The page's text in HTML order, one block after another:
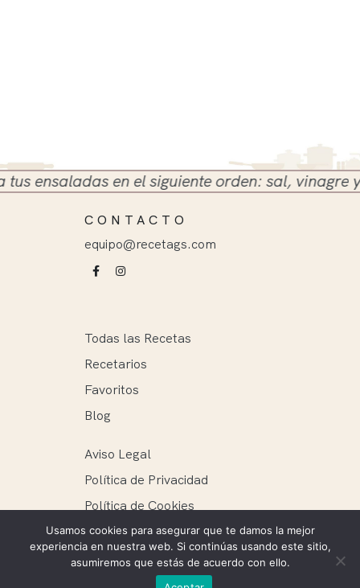
en el siguiente orden: sal, vinagre y
CONTACTO
equipo@recetags.com
Todas las Recetas
Recetarios
Favoritos
Blog
Aviso Legal
Política de Privacidad
Política de Cookies
Recetags ® 2025. Todos los derechos reservados.
Usamos cookies para asegurar que te damos la mejor
experiencia en nuestra web. Si continúas usando este sitio,
asumiremos que estás de acuerdo con ello.